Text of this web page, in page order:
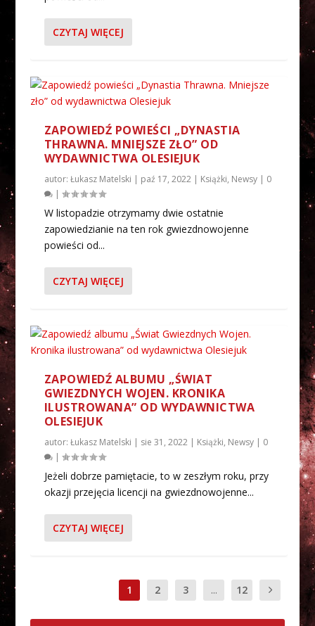
CZYTAJ WIĘCEJ
ZAPOWIEDŹ POWIEŚCI „DYNASTIA
THRAWNA. MNIEJSZE ZŁO” OD
WYDAWNICTWA OLESIEJUK
autor: Łukasz Matelski | paź 17, 2022| Książki, Newsy| 0
|
W listopadzie otrzymamy dwie ostatnie
zapowiedzianie na ten rok gwiezdnowojenne
powieści od...
CZYTAJ WIĘCEJ
ZAPOWIEDŹ ALBUMU „ŚWIAT
GWIEZDNYCH WOJEN. KRONIKA
ILUSTROWANA” OD WYDAWNICTWA
OLESIEJUK
autor: Łukasz Matelski | sie 31, 2022| Książki, Newsy| 0
|
Jeżeli dobrze pamiętacie, to w zeszłym roku, przy
okazji przejęcia licencji na gwiezdnowojenne...
CZYTAJ WIĘCEJ
1 2 3 ... 12